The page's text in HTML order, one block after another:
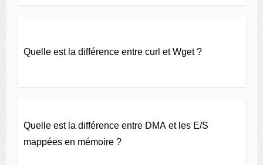
Quelle est la différence entre curl et Wget ?
Quelle est la différence entre DMA et les E/S
mappées en mémoire ?